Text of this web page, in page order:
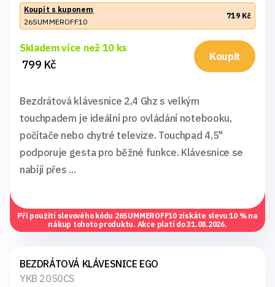
Koupit s kuponem
26SUMMEROFF10
719 Kč
Skladem více než 10 ks
799 Kč
Koupit
Bezdrátová klávesnice 2,4 Ghz s velkým
touchpadem je ideální pro ovládání notebooku,
počítače nebo chytré televize. Touchpad 4,5"
podporuje gesta pro běžné funkce. Klávesnice se
nabíjí přes ...
Při použití slevového kódu 26SUMMEROFF10 získáte slevu 10 % na
nákup tohoto produktu. Akce platí do 31.08.2026.
BEZDRÁTOVÁ KLÁVESNICE EGO
YKB 2050CS